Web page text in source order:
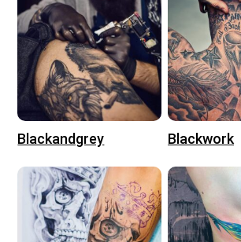
Blackandgrey Blackwork